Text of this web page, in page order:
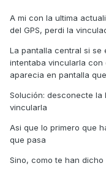
A mi con la ultima
del GPS, perdi la
La pantalla central si se
intentaba vincularla con
aparecia en pantalla
Solución: desconecte la
vincularla
Asi que lo primero que
que pasa
Sino, como te han